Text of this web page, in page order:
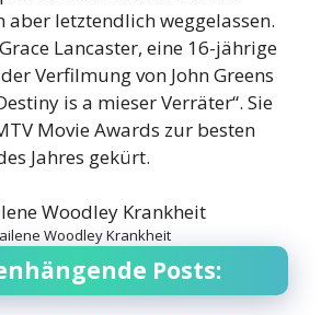
aber letztendlich weggelassen.
Lancaster, eine 16-jährige
Verfilmung von John Greens
is a mieser Verräter“. Sie
Movie Awards zur besten
Jahres gekürt.
Woodley Krankheit
Posts: